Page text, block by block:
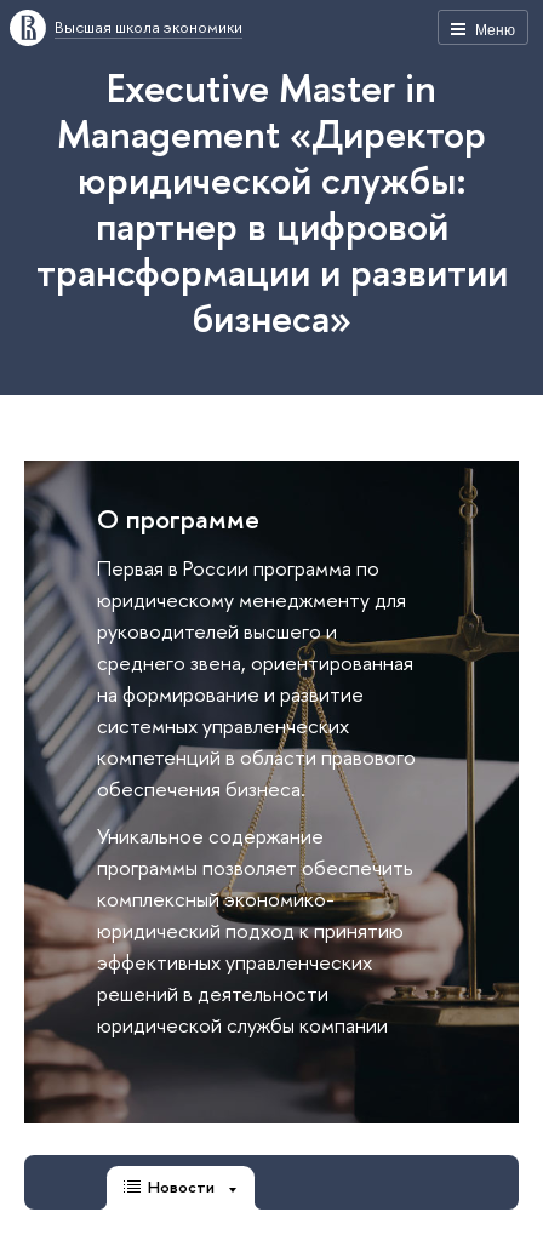
Меню
Высшая школа экономики
Executive Master in
Management «Директор
юридической службы:
партнер в цифровой
трансформации и развитии
бизнеса»
О программе
Первая в России программа по
юридическому менеджменту для
руководителей высшего и
среднего звена, ориентированная
на формирование и развитие
системных управленческих
компетенций в области правового
обеспечения бизнеса.
Уникальное содержание
программы позволяет обеспечить
комплексный экономико-
юридический подход к принятию
эффективных управленческих
решений в деятельности
юридической службы компании
Новости